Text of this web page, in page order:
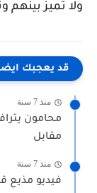
ولا تميز
قد يعجبك
منذ 7 سنة
محامون
مقابل
منذ 7 سنة
فيديو مذيع